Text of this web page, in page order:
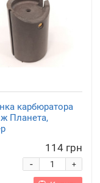
карбюратора
Планета,
114 грн
+
-